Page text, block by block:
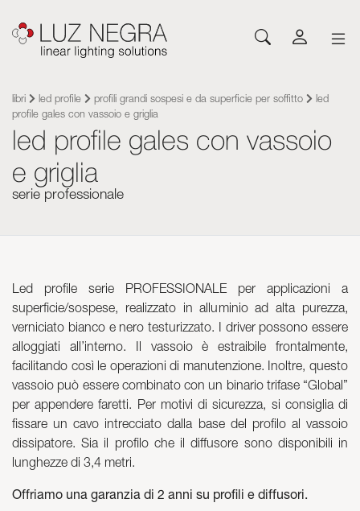
NOVITÀ
Profili
Superficie
Sospensione
Da incasso
Angular
Sistema Cut&Connect
Neon e Flessibili
Segnaletica e complementi
LED e componenti
Strip LED flessibili
Profili
Altri accessori per illuminazione
Acrilico ottico Plexiled
Apparecchi di illuminazione
Skyled - Luminarie su misura
Neolight - Luminarie tecniche di design
Sistemi modulari lineari e curvi
Binario trifase (230V)
Binario mini 24V
CONFIGURATORE
Profili LED
Strisce flessibili
Alimentatori
Sistemi di controllo
Apparecchi di illuminazione
DOWNLOAD
Cataloghi
Listini
Altri documenti
ISPIRATI
Ispirazione
Eventi
Blog
NOTIZIE
AZIENDA
Su Luz Negra
Contatto
Lavora con noi
libri led profile profili grandi sospesi e da superficie per soffitto
led
profile gales con vassoio e griglia
led profile gales con vassoio
e griglia
serie professionale
Led profile serie PROFESSIONALE per applicazioni a
superficie/sospese, realizzato in alluminio ad alta purezza,
verniciato bianco e nero testurizzato. I driver possono essere
alloggiati all’interno. Il vassoio è estraibile frontalmente,
facilitando così le operazioni di manutenzione. Inoltre, questo
vassoio può essere combinato con un binario trifase “Global”
per appendere faretti. Per motivi di sicurezza, si consiglia di
fissare un cavo intrecciato dalla base del profilo al vassoio
dissipatore. Sia il profilo che il diffusore sono disponibili in
lunghezze di 3,4 metri.
Offriamo una garanzia di 2 anni su profili e diffusori.